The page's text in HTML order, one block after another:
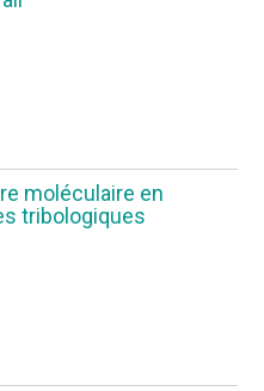
moléculaire en
tribologiques